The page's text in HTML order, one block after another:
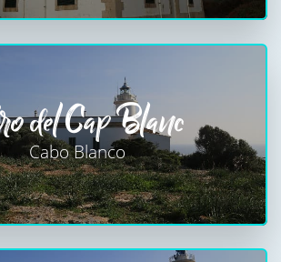
del Cap Blanc
Cabo Blanco